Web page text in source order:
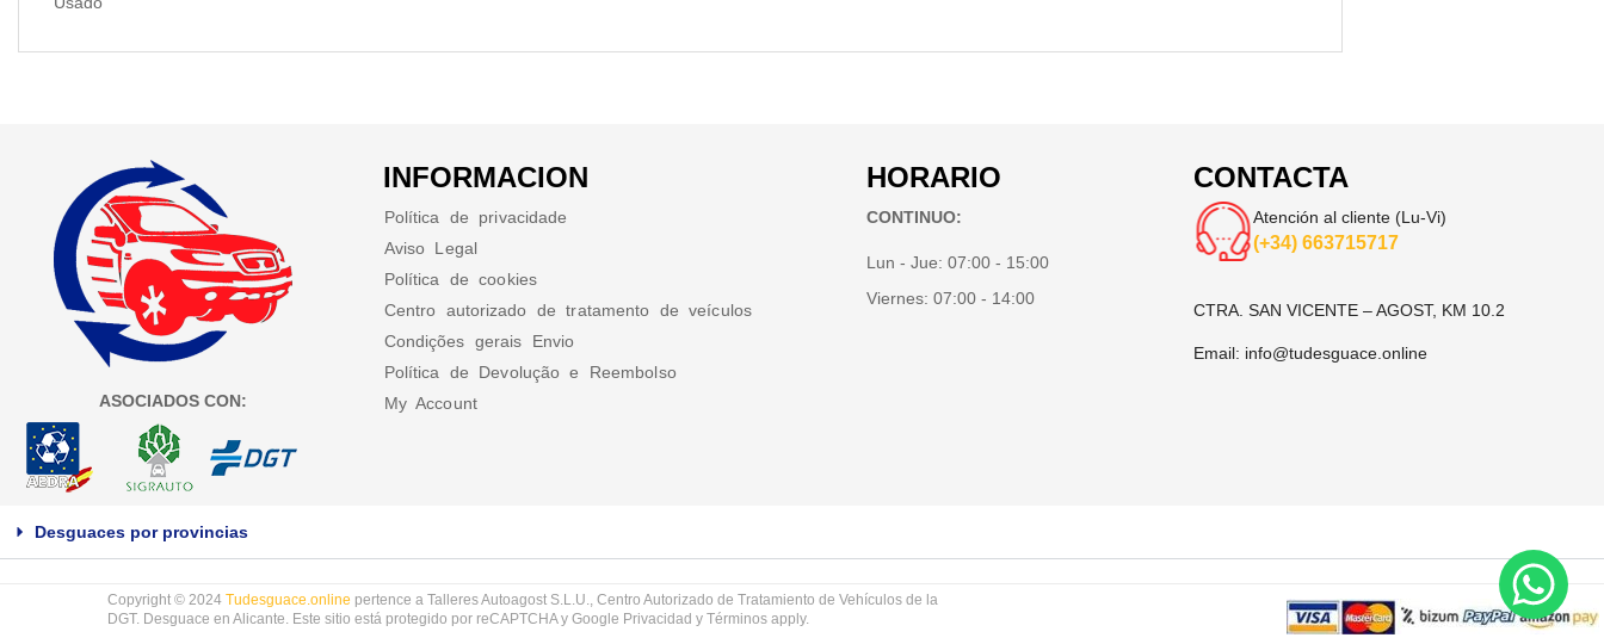
ASOCIADOS CON:
INFORMACION
Política de privacidade
Aviso Legal
Política de cookies
Centro autorizado de tratamento de veículos
Condições gerais Envio
Política de Devolução e Reembolso
My Account
HORARIO
CONTINUO:
Lun - Jue:07:00 - 15:00
Viernes:07:00 - 14:00
CONTACTA
Atención al cliente (Lu-Vi)
(+34) 663715717
CTRA. SAN VICENTE – AGOST, KM 10.2
Email: info@tudesguace.online
Desguaces por provincias
Copyright © 2024 Tudesguace.online pertence a Talleres Autoagost S.L.U., Centro Autorizado de Tratamiento de Vehículos de la
DGT. Desguace en Alicante. Este sitio está protegido por reCAPTCHA y Google Privacidad y Términos apply.